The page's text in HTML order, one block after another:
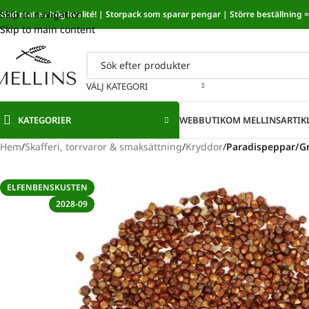
Skip to navigation
Skip to main content
Sänkt
God mat av hög kvalité! | Storpack som sparar pengar | Större
VÄLJ KATEGORI
KATEGORIER WEBBUTIKOM MELLINS
Hem/Skafferi, torrvaror & smaksättning/Kryddor/Paradispeppar/
ELFENBENSKUSTEN
2028-09